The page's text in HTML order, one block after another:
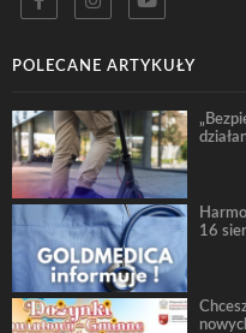
POLECANE ARTYKUŁY
16